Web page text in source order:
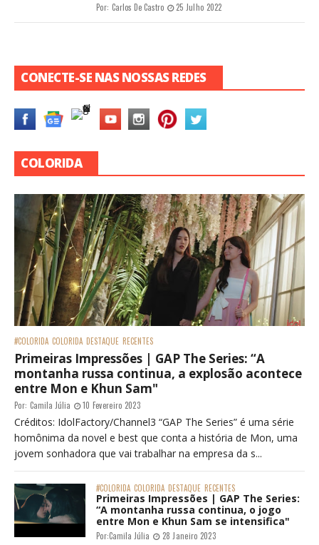
Por: Carlos De Castro 25 Julho 2022
CONECTE-SE NAS NOSSAS REDES
COLORIDA
#COLORIDA COLORIDA DESTAQUE RECENTES
Primeiras Impressões | GAP The Series: “A
montanha russa continua, a explosão acontece
entre Mon e Khun Sam"
Por: Camila Júlia 10 Fevereiro 2023
Créditos: IdolFactory/Channel3 “GAP The Series” é uma série
homônima da novel e best que conta a história de Mon, uma
jovem sonhadora que vai trabalhar na empresa da s...
#COLORIDA COLORIDA DESTAQUE RECENTES
Primeiras Impressões | GAP The Series:
“A montanha russa continua, o jogo
entre Mon e Khun Sam se intensifica"
Por:Camila Júlia 28 Janeiro 2023